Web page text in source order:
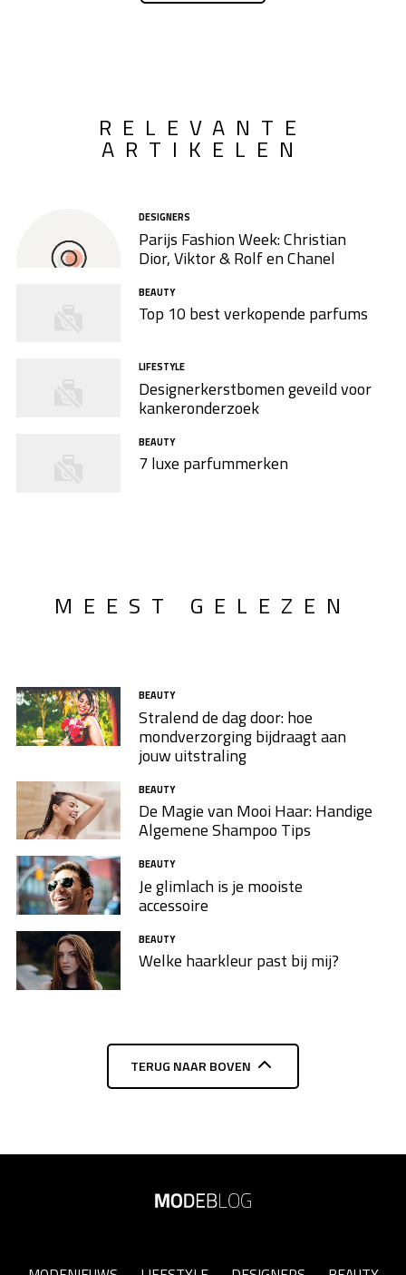
RELEVANTE
ARTIKELEN
DESIGNERS
Parijs Fashion Week: Christian
Dior, Viktor & Rolf en Chanel
BEAUTY
Top 10 best verkopende parfums
LIFESTYLE
Designerkerstbomen geveild voor
kankeronderzoek
BEAUTY
7 luxe parfummerken
MEEST GELEZEN
BEAUTY
Stralend de dag door: hoe
mondverzorging bijdraagt aan
jouw uitstraling
BEAUTY
De Magie van Mooi Haar: Handige
Algemene Shampoo Tips
BEAUTY
Je glimlach is je mooiste
accessoire
BEAUTY
Welke haarkleur past bij mij?
TERUG NAAR BOVEN